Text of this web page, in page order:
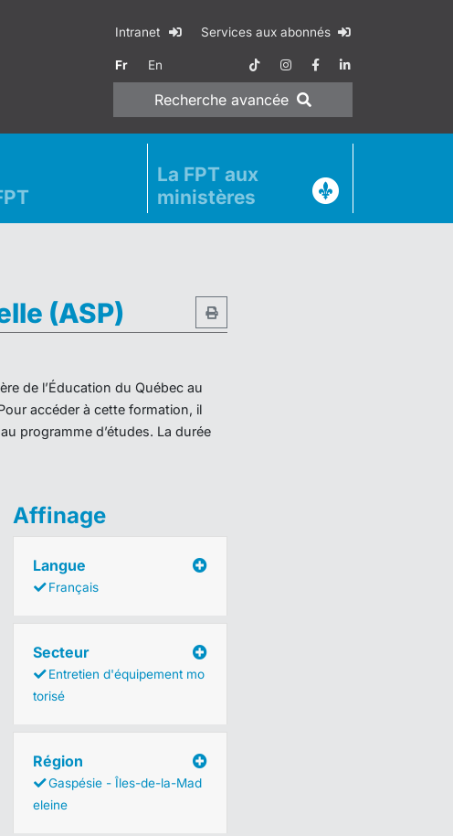
Intranet Services aux abonnés
Fr En
Recherche avancée
La FPT aux
ministères
(ASP)
de l’Éducation du Québec au
accéder à cette formation, il
programme d’études. La durée
Affinage
Langue
Français
Secteur
Entretien d'équipement mo
torisé
Région
Gaspésie - Îles-de-la-Mad
eleine